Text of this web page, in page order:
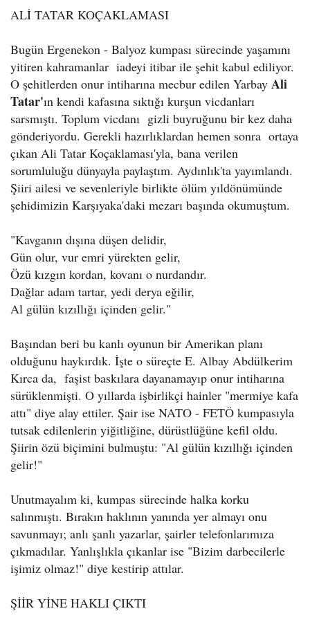
ALİ TATAR KOÇAKLAMASI
Bugün Ergenekon - Balyoz kumpası sürecinde yaşamını
yitiren kahramanlar iadeyi itibar ile şehit kabul ediliyor.
O şehitlerden onur intiharına mecbur edilen Yarbay Ali
Tatar'ın kendi kafasına sıktığı kurşun vicdanları
sarsmıştı. Toplum vicdanı gizli buyruğunu bir kez daha
gönderiyordu. Gerekli hazırlıklardan hemen sonra ortaya
çıkan Ali Tatar Koçaklaması'yla, bana verilen
sorumluluğu dünyayla paylaştım. Aydınlık'ta yayımlandı.
Şiiri ailesi ve sevenleriyle birlikte ölüm yıldönümünde
şehidimizin Karşıyaka'daki mezarı başında okumuştum.
"Kavganın dışına düşen delidir,
Gün olur, vur emri yürekten gelir,
Özü kızgın kordan, kovanı o nurdandır.
Dağlar adam tartar, yedi derya eğilir,
Al gülün kızıllığı içinden gelir."
Başından beri bu kanlı oyunun bir Amerikan planı
olduğunu haykırdık. İşte o süreçte E. Albay Abdülkerim
Kırca da, faşist baskılara dayanamayıp onur intiharına
sürüklenmişti. O yıllarda işbirlikçi hainler "mermiye kafa
attı" diye alay ettiler. Şair ise NATO - FETÖ kumpasıyla
tutsak edilenlerin yiğitliğine, dürüstlüğüne kefil oldu.
Şiirin özü biçimini bulmuştu: "Al gülün kızıllığı içinden
gelir!"
Unutmayalım ki, kumpas sürecinde halka korku
salınmıştı. Bırakın haklının yanında yer almayı onu
savunmayı; anlı şanlı yazarlar, şairler telefonlarımıza
çıkmadılar. Yanlışlıkla çıkanlar ise "Bizim darbecilerle
işimiz olmaz!" diye kestirip attılar.
ŞİİR YİNE HAKLI ÇIKTI